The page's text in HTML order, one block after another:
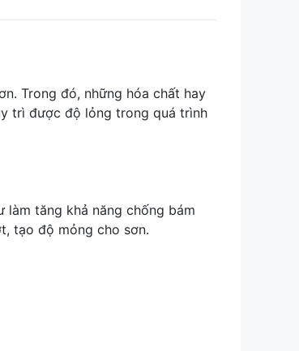
Trong đó, những hóa chất hay
trì được độ lỏng trong quá trình
làm tăng khả năng chống bám
tạo độ mỏng cho sơn.